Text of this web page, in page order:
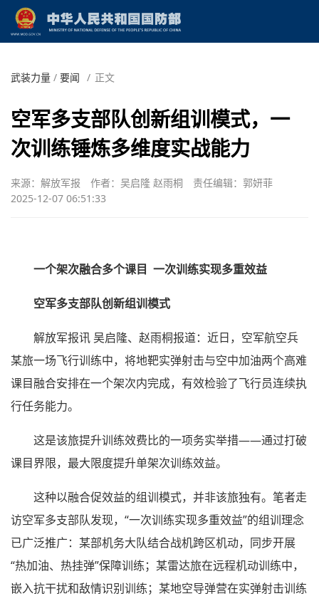
武装力量 / 要闻 / 正文
空军多支部队创新组训模式，一
次训练锤炼多维度实战能力
来源：解放军报 作者：吴启隆 赵雨桐
责任编辑：郭妍菲
2025-12-07 06:51:33
一个架次融合多个课目 一次训练实现多重效益
空军多支部队创新组训模式
解放军报讯 吴启隆、赵雨桐报道：近日，空军航空兵
某旅一场飞行训练中，将地靶实弹射击与空中加油两个高难
课目融合安排在一个架次内完成，有效检验了飞行员连续执
行任务能力。
这是该旅提升训练效费比的一项务实举措——通过打破
课目界限，最大限度提升单架次训练效益。
这种以融合促效益的组训模式，并非该旅独有。笔者走
访空军多支部队发现，“一次训练实现多重效益”的组训理念
已广泛推广：某部机务大队结合战机跨区机动，同步开展
“热加油、热挂弹”保障训练；某雷达旅在远程机动训练中，
嵌入抗干扰和敌情识别训练；某地空导弹营在实弹射击训练